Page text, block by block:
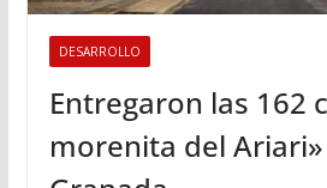
DESARROLLO
Entregaron las 162
morenita del